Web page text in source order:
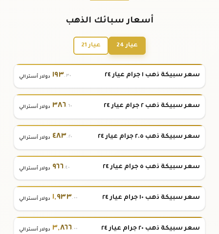
أسعار سبائك الذهب
عيار 24 عيار 21
سعر سبيكة ذهب ١ جرام عيار ٢٤ ١٩٣.٣٠ دولار أسترالي
سعر سبيكة ذهب ٢ جرام عيار ٢٤ ٣٨٦.٦٠ دولار أسترالي
سعر سبيكة ذهب ٢.٥ جرام عيار ٢٤ ٤٨٣.٢٠ دولار أسترالي
سعر سبيكة ذهب ٥ جرام عيار ٢٤ ٩٦٦.٤٠ دولار أسترالي
سعر سبيكة ذهب ١٠ جرام عيار ٢٤ ١,٩٣٣.٠٠ دولار أسترالي
سعر سبيكة ذهب ٢٠ جرام عيار ٢٤ ٣,٨٦٦.٠٠ دولار أسترالي